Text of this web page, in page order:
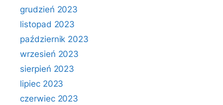
grudzień 2023
listopad 2023
październik 2023
wrzesień 2023
sierpień 2023
lipiec 2023
czerwiec 2023